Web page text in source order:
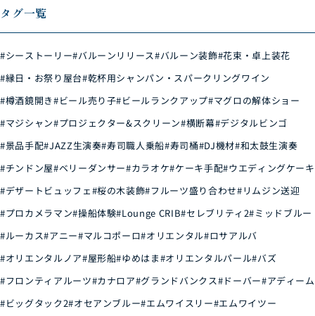
タグ一覧
#シーストーリー#バルーンリリース#バルーン装飾#花束・卓上装花
#縁日・お祭り屋台#乾杯用シャンパン・スパークリングワイン
#樽酒鏡開き#ビール売り子#ビールランクアップ#マグロの解体ショー
#マジシャン#プロジェクター&スクリーン#横断幕#デジタルビンゴ
#景品手配#JAZZ生演奏#寿司職人乗船#寿司桶#DJ機材#和太鼓生演奏
#チンドン屋#ベリーダンサー#カラオケ#ケーキ手配#ウエディングケーキ
#デザートビュッフェ#桜の木装飾#フルーツ盛り合わせ#リムジン送迎
#プロカメラマン#操船体験#Lounge CRIB#セレブリティ2#ミッドブルー
#ルーカス#アニー#マルコポーロ#オリエンタル#ロサアルバ
#オリエンタルノア#屋形船#ゆめはま#オリエンタルパール#バズ
#フロンティアルーツ#カナロア#グランドバンクス#ドーバー#アディーム
#ビッグタック2#オセアンブルー#エムワイスリー#エムワイツー